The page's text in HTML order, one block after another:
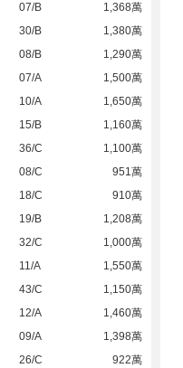
07/B
1,368萬
30/B
1,380萬
08/B
1,290萬
07/A
1,500萬
10/A
1,650萬
15/B
1,160萬
36/C
1,100萬
08/C
951萬
18/C
910萬
19/B
1,208萬
32/C
1,000萬
11/A
1,550萬
43/C
1,150萬
12/A
1,460萬
09/A
1,398萬
26/C
922萬